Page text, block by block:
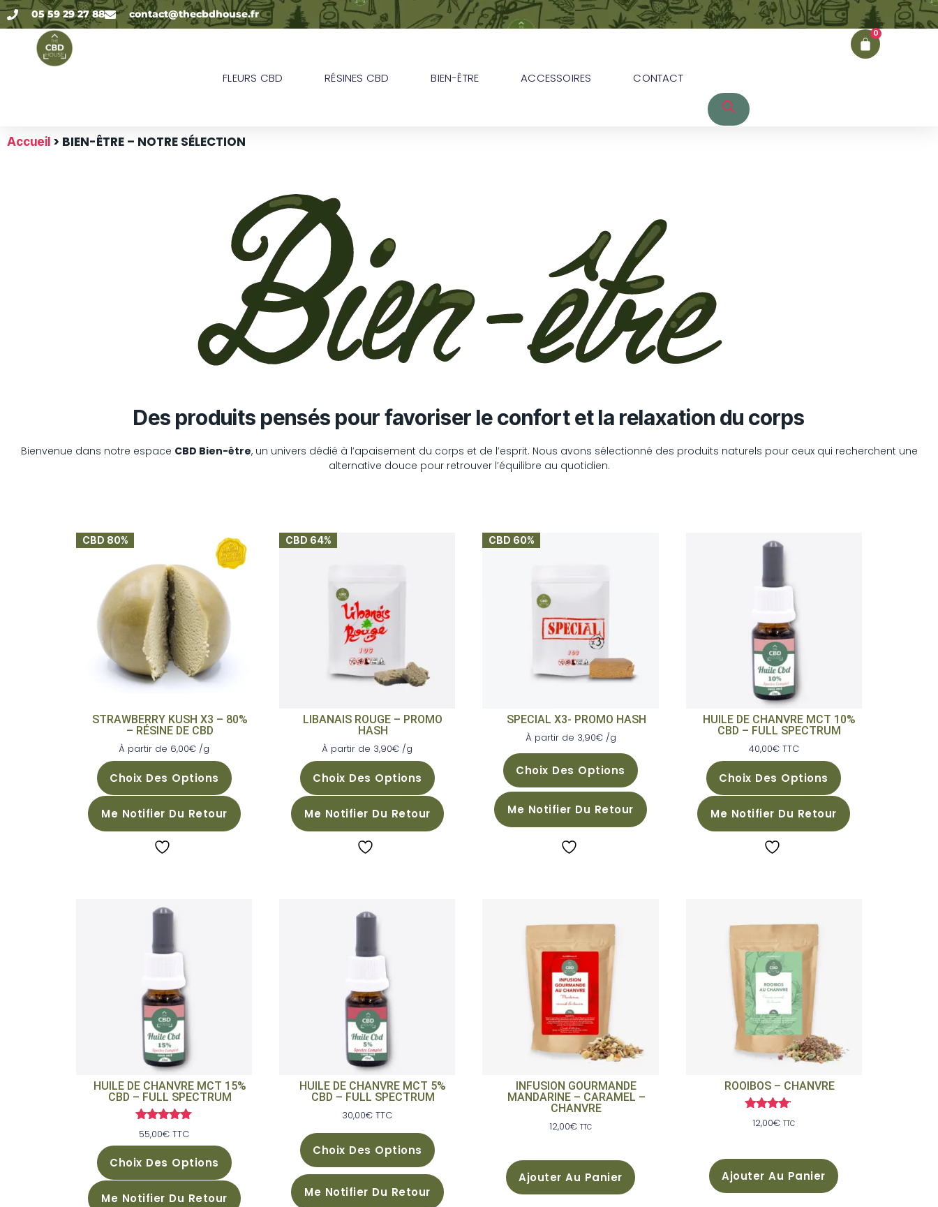
--
05 59 29 27 88 contact@thecbdhouse.fr
FLEURS CBD RÉSINES CBD BIEN-ÊTRE ACCESSOIRES CONTACT
0
Accueil > BIEN-ÊTRE – NOTRE SÉLECTION
Des produits pensés pour favoriser le confort et la relaxation du corps
Bienvenue dans notre espace CBD Bien-être, un univers dédié à l’apaisement du corps et de l’esprit. Nous avons sélectionné des produits naturels pour ceux qui recherchent une
alternative douce pour retrouver l’équilibre au quotidien.
CBD 80%
STRAWBERRY KUSH X3 – 80%
– RÉSINE DE CBD
À partir de 6,00€ /g
Choix Des Options
Me Notifier Du Retour
CBD 64%
LIBANAIS ROUGE – PROMO
HASH
À partir de 3,90€ /g
Choix Des Options
Me Notifier Du Retour
CBD 60%
SPECIAL X3- PROMO HASH
À partir de 3,90€ /g
Choix Des Options
Me Notifier Du Retour
HUILE DE CHANVRE MCT 10%
CBD – FULL SPECTRUM
40,00€TTC
Choix Des Options
Me Notifier Du Retour
HUILE DE CHANVRE MCT 15%
CBD – FULL SPECTRUM
Note
5.00
55,00€ TTC
Choix Des Options
Me Notifier Du Retour
HUILE DE CHANVRE MCT 5%
CBD – FULL SPECTRUM
30,00€ TTC
Choix Des Options
Me Notifier Du Retour
INFUSION GOURMANDE
MANDARINE – CARAMEL –
CHANVRE
12,00€ TTC
Ajouter Au Panier
ROOIBOS – CHANVRE
Note
4.00
12,00€ TTC
Ajouter Au Panier